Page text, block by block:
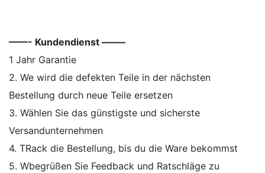
——- Kundendienst ——–
1 Jahr Garantie
2. We wird die defekten Teile in der nächsten
Bestellung durch neue Teile ersetzen
3. Wählen Sie das günstigste und sicherste
Versandunternehmen
4. TRack die Bestellung, bis du die Ware bekommst
5. Wbegrüßen Sie Feedback und Ratschläge zu